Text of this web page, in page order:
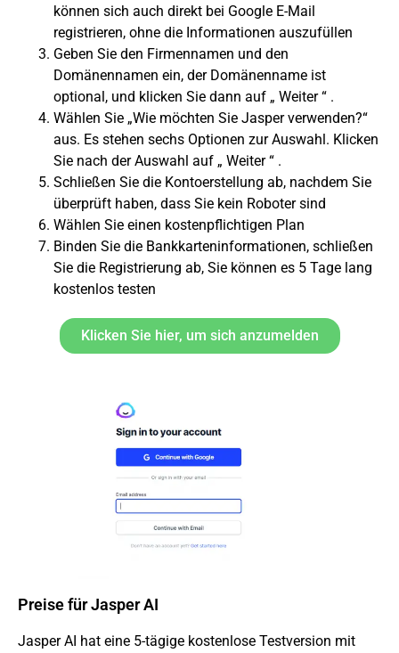
können sich auch direkt bei Google E-Mail
registrieren, ohne die Informationen auszufüllen
Geben Sie den Firmennamen und den
Domänennamen ein, der Domänenname ist
optional, und klicken Sie dann auf „ Weiter“ .
Wählen Sie „Wie möchten Sie Jasper verwenden?“
aus. Es stehen sechs Optionen zur Auswahl. Klicken
Sie nach der Auswahl auf „ Weiter“ .
Schließen Sie die Kontoerstellung ab, nachdem Sie
überprüft haben, dass Sie kein Roboter sind
Wählen Sie einen kostenpflichtigen Plan
Binden Sie die Bankkarteninformationen, schließen
Sie die Registrierung ab, Sie können es 5 Tage lang
kostenlos testen
Klicken Sie hier, um sich anzumelden
Preise für Jasper AI
Jasper AI hat eine 5-tägige kostenlose Testversion mit